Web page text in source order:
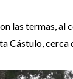
las termas,
Cástulo, cerca